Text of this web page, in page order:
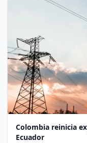
Colombia reinicia
Ecuador